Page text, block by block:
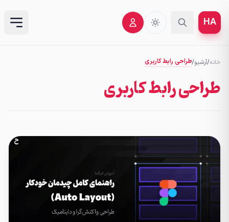
HA
خانه/آرشیو/طراحی رابط کاربری
طراحی رابط کاربری